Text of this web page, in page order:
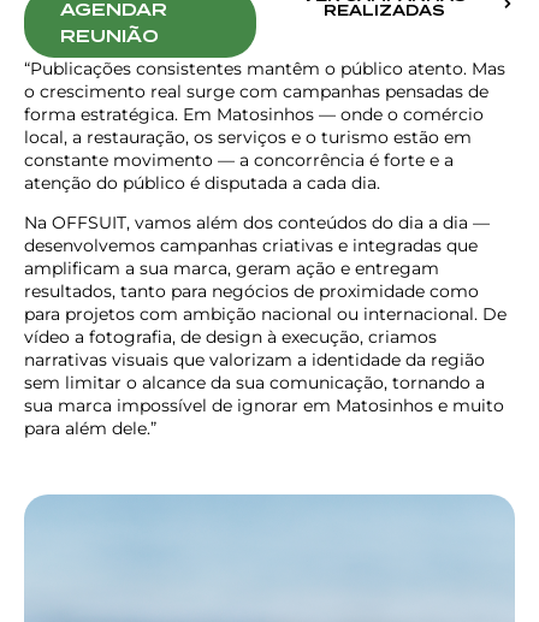
AGENDAR
REUNIÃO
REALIZADAS
“Publicações consistentes mantêm o público atento. Mas
o crescimento real surge com campanhas pensadas de
forma estratégica. Em Matosinhos — onde o comércio
local, a restauração, os serviços e o turismo estão em
constante movimento — a concorrência é forte e a
atenção do público é disputada a cada dia.
Na OFFSUIT, vamos além dos conteúdos do dia a dia —
desenvolvemos campanhas criativas e integradas que
amplificam a sua marca, geram ação e entregam
resultados, tanto para negócios de proximidade como
para projetos com ambição nacional ou internacional. De
vídeo a fotografia, de design à execução, criamos
narrativas visuais que valorizam a identidade da região
sem limitar o alcance da sua comunicação, tornando a
sua marca impossível de ignorar em Matosinhos e muito
para além dele.”